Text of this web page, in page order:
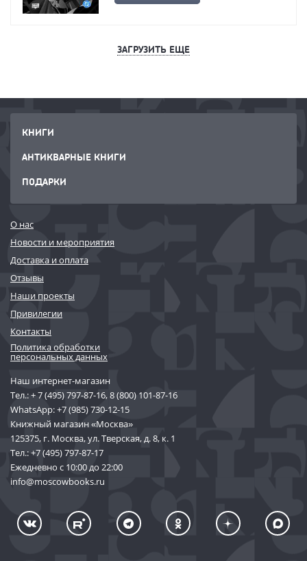
ЗАГРУЗИТЬ ЕЩЕ
КНИГИ
АНТИКВАРНЫЕ КНИГИ
ПОДАРКИ
О нас
Новости и мероприятия
Доставка и оплата
Отзывы
Наши проекты
Привилегии
Контакты
Политика обработки
персональных данных
Наш интернет-магазин
Тел.:+ 7 (495) 797-87-16,8 (800) 101-87-16
WhatsApp:+7 (985) 730-12-15
Книжный магазин «Москва»
125375, г. Москва, ул. Тверская, д. 8, к. 1
Тел.:+7 (495) 797-87-17
Ежедневно с 10:00 до 22:00
info@moscowbooks.ru